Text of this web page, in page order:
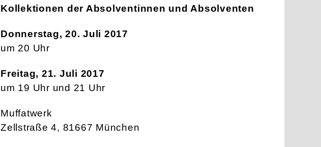
Kollektionen der Absolventinnen und Absolventen
Donnerstag, 20. Juli 2017
um 20 Uhr
Freitag, 21. Juli 2017
um 19 Uhr und 21 Uhr
Muffatwerk
Zellstraße 4, 81667 München